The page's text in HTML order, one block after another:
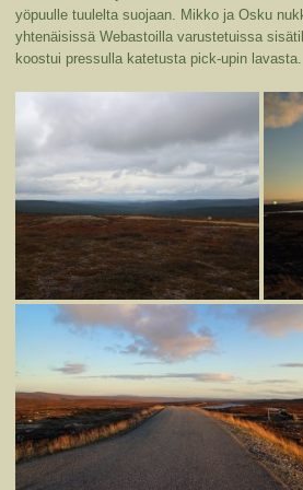
yöpuulle tuulelta suojaan. Mikko ja Osku
yhtenäisissä Webastoilla varustetuissa
koostui pressulla katetusta pick-upin lavasta.